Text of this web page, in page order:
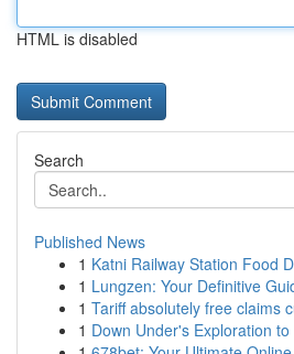
HTML is disabled
Search
Published News
1 Katni Railway Station Food
1 Lungzen: Your Definitive
1 Tariff absolutely free claims
1 Down Under's Exploration